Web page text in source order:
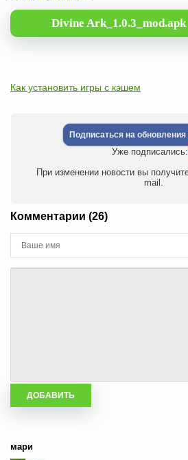
Divine Ark_1.0.3_mod.apk
Как установить игры с кэшем
Подписаться на
Уже подписались:
При изменении новости вы
mail.
Комментарии (26)
мари